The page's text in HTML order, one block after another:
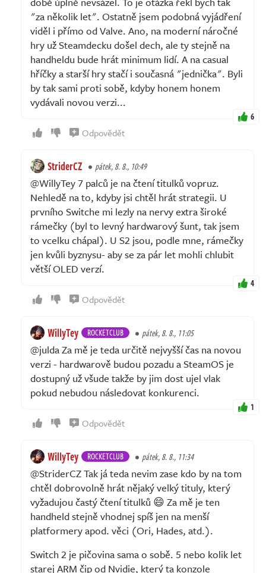
"za několik let". Ostatně jsem podobná vyjádření
viděl i přímo od Valve. Ano, na moderní náročné
hry už Steamdecku došel dech, ale ty stejně na
handheldu bude hrát minimum lidí. A na casual
hříčky a starší hry stačí i současná "jednička". Byli
by tak sami proti sobě, kdyby honem honem
vydávali novou verzi...
6
Odpovědět
StriderCZ pátek, 8. 8., 10:49
@WillyTey 7 palců je na čtení titulků vopruz.
Nehledě na to, kdyby jsi chtěl hrát strategii. U
prvního Switche mi lezly na nervy extra široké
rámečky (byl to levný hardwarový šunt, tak jsem
to vcelku chápal). U S2 jsou, podle mne, rámečky
jen kvůli byznysu- aby se za pár let mohli chlubit
větší OLED verzí.
4
Odpovědět
WillyTey ROCKETCLUB pátek, 8. 8., 11:05
@julda Za mě je teda určitě nejvyšší čas na novou
verzi - hardwarově budou pozadu a SteamOS je
dostupný už všude takže by jim dost ujel vlak
pokud nebudou následovat konkurenci.
1
Odpovědět
WillyTey ROCKETCLUB pátek, 8. 8., 11:34
@StriderCZ Tak já teda nevim zase kdo by na tom
chtěl dobrovolně hrát nějaký velký tituly, který
vyžadujou častý čtení titulků 😄 Za mě je ten
handheld stejně vhodnej spíš jen na menší
platformery apod. věci (Ori, Hades, atd.).
Switch 2 je pičovina sama o sobě. 5 nebo kolik let
starej ARM čip od Nvidie, který ta konzole